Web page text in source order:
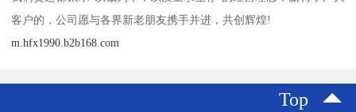
客户的，公司愿与各界新老朋友携手并进，共创辉煌!
m.hfx1990.b2b168.com
Top